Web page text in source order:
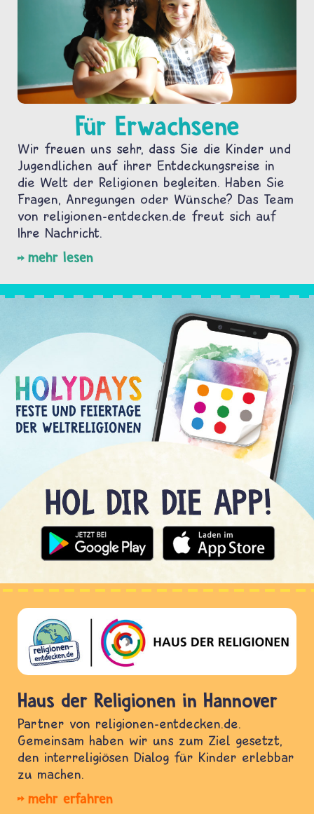
Für Erwachsene
Wir freuen uns sehr, dass Sie die Kinder und
Jugendlichen auf ihrer Entdeckungsreise in
die Welt der Religionen begleiten. Haben Sie
Fragen, Anregungen oder Wünsche? Das Team
von religionen-entdecken.de freut sich auf
Ihre Nachricht.
mehr lesen
Haus der Religionen in Hannover
Partner von religionen-entdecken.de.
Gemeinsam haben wir uns zum Ziel gesetzt,
den interreligiösen Dialog für Kinder erlebbar
zu machen.
mehr erfahren